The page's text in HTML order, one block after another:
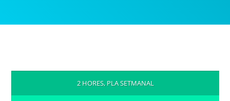
2 HORES, PLA SETMANAL